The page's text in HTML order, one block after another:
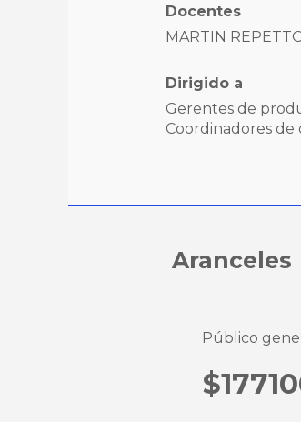
Docentes
MARTIN
Dirigido a
Gerentes de
Coordinadores de
Aranceles
Público